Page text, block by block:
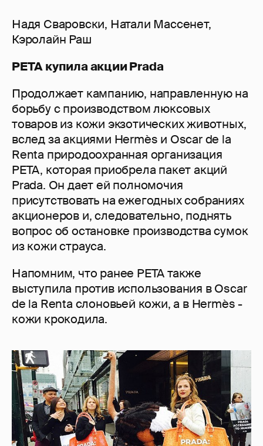
Надя Сваровски, Натали Массенет,
Кэролайн Раш
PETA купила акции Prada
Продолжает кампанию, направленную на
борьбу с производством люксовых
товаров из кожи экзотических животных,
вслед за акциями Hermès и Oscar de la
Renta природоохранная организация
PETA, которая приобрела пакет акций
Prada. Он дает ей полномочия
присутствовать на ежегодных собраниях
акционеров и, следовательно, поднять
вопрос об остановке производства сумок
из кожи страуса.
Напомним, что ранее PETA также
выступила против использования в Oscar
de la Renta слоновьей кожи, а в Hermès -
кожи крокодила.